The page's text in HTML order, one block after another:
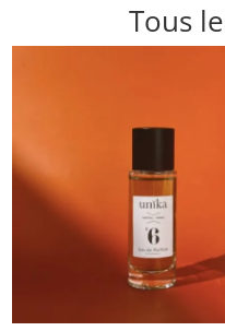
Tous